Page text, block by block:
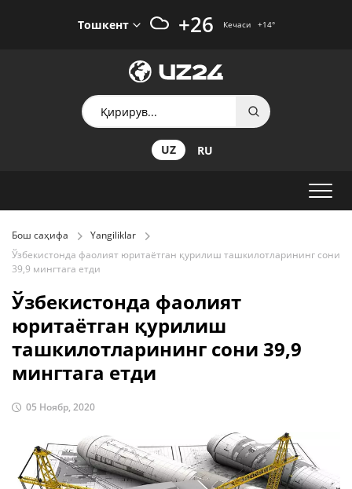
Тошкент +26 Кечаси +14°
UZ RU
Бош саҳифа
Yangiliklar
Ўзбекистонда фаолият юритаётган қурилиш ташкилотларининг сони
39,9 мингтага етди
Ўзбекистонда фаолият
юритаётган қурилиш
ташкилотларининг сони 39,9
мингтага етди
05 Ноябр, 2020